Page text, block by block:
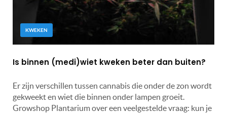
KWEKEN
Is binnen (medi)wiet kweken beter dan buiten?
Er zijn verschillen tussen cannabis die onder de zon wordt
gekweekt en wiet die binnen onder lampen groeit.
Growshop Plantarium over een veelgestelde vraag: kun je